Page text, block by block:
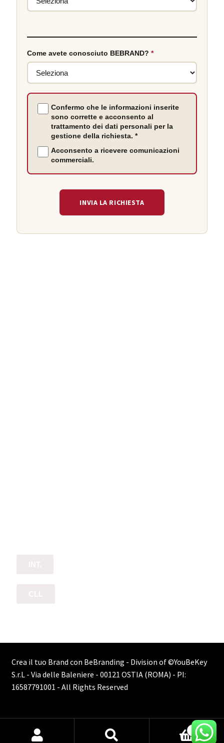
Come avete conosciuto BEBRAND? *
Confermo che le informazioni inserite
sono corrette e acconsento al
trattamento dei dati personali per la
gestione della richiesta. *
Acconsento a ricevere comunicazioni
commerciali.
INVIA LA RICHIESTA
Crea il tuo Brand con BeBranding - Division of©YouBeKey
S.r.L - Via delle Baleniere - 00121 OSTIA (ROMA) - PI:
16587791001 - All Rights Reserved